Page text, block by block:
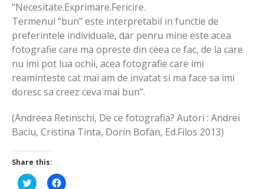
“Necesitate.Exprimare.Fericire.
Termenul “bun” este interpretabil in functie de
preferintele individuale, dar penru mine este acea
fotografie care ma opreste din ceea ce fac, de la care
nu imi pot lua ochii, acea fotografie care imi
reaminteste cat mai am de invatat si ma face sa imi
doresc sa creez ceva mai bun”.
(Andreea Retinschi, De ce fotografia? Autori : Andrei
Baciu, Cristina Tinta, Dorin Bofan, Ed.Filos 2013)
Share this:
Click Click